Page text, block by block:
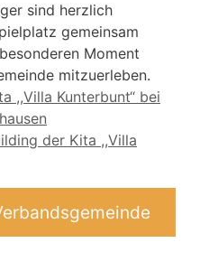
sind herzlich
gemeinsam
Moment
mitzuerleben.
,,Villa Kunterbunt“ bei
der Kita ,,Villa